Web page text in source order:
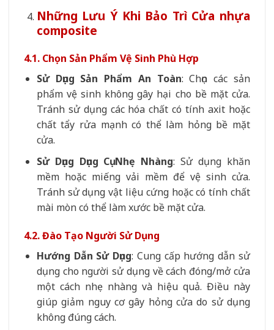
Những Lưu Ý Khi Bảo Trì Cửa nhựa
composite
4.1. Chọn Sản Phẩm Vệ Sinh Phù Hợp
Sử Dụng Sản Phẩm An Toàn: Chọn các sản
phẩm vệ sinh không gây hại cho bề mặt cửa.
Tránh sử dụng các hóa chất có tính axit hoặc
chất tẩy rửa mạnh có thể làm hỏng bề mặt
cửa.
Sử Dụng Dụng Cụ Nhẹ Nhàng: Sử dụng khăn
mềm hoặc miếng vải mềm để vệ sinh cửa.
Tránh sử dụng vật liệu cứng hoặc có tính chất
mài mòn có thể làm xước bề mặt cửa.
4.2. Đào Tạo Người Sử Dụng
Hướng Dẫn Sử Dụng: Cung cấp hướng dẫn sử
dụng cho người sử dụng về cách đóng/mở cửa
một cách nhẹ nhàng và hiệu quả. Điều này
giúp giảm nguy cơ gây hỏng cửa do sử dụng
không đúng cách.